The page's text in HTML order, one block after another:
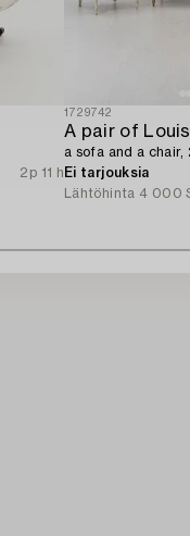
2p 11 h
1729742
a sofa and a
Ei tarjouksia
Lähtöhinta 4 000